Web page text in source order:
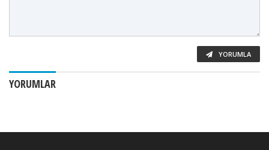
YORUMLA
YORUMLAR